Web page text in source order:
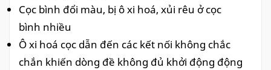
Cọc bình đổi màu, bị ô xi hoá, xủi rêu ở cọc
bình nhiều
Ô xi hoá cọc dẫn đến các kết nối không chắc
chắn khiến dòng đề không đủ khởi động động